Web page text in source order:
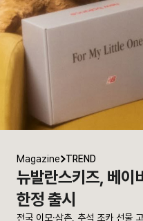
Magazine TREND
뉴발란스키즈, 베이
한정 출시
전국 이모·삼촌, 추석 조카 선물